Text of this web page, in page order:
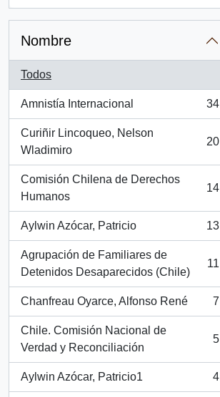
Nombre
Todos
Amnistía Internacional
, 34 resultados
34
Curiñir Lincoqueo, Nelson
Wladimiro
, 20 resultados
20
Comisión Chilena de Derechos
Humanos
, 14 resultados
14
Aylwin Azócar, Patricio
, 13 resultados
13
Agrupación de Familiares de
Detenidos Desaparecidos (Chile)
, 11 resultados
11
Chanfreau Oyarce, Alfonso René
, 7 resultados
7
Chile. Comisión Nacional de
Verdad y Reconciliación
, 5 resultados
5
Aylwin Azócar, Patricio1
, 4 resultados
4